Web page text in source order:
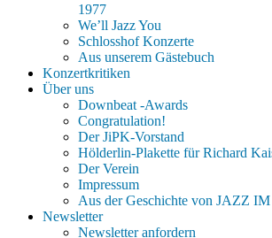
1977
We’ll Jazz You
Schlosshof Konzerte
Aus unserem Gästebuch
Konzertkritiken
Über uns
Downbeat -Awards
Congratulation!
Der JiPK-Vorstand
Hölderlin-Plakette für Richard
Der Verein
Impressum
Aus der Geschichte von JAZZ
Newsletter
Newsletter anfordern